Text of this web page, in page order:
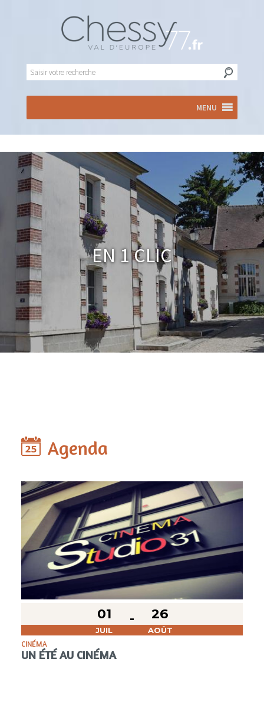
MENU
En 1 clic
Agenda
01
JUIL
26
AOÛT
CINÉMA
UN ÉTÉ AU CINÉMA